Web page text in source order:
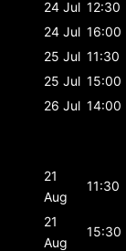
24 Jul 12:30
24 Jul 16:00
25 Jul 11:30
25 Jul 15:00
26 Jul 14:00
21
Aug
11:30
21
Aug
15:30